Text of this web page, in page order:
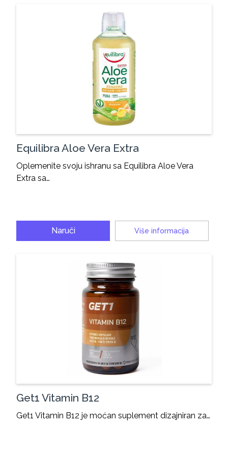
Equilibra Aloe Vera Extra
Oplemenite svoju ishranu sa Equilibra Aloe Vera
Extra sa…
Naruči Više informacija
Get1 Vitamin B12
Get1 Vitamin B12 je moćan suplement dizajniran za…